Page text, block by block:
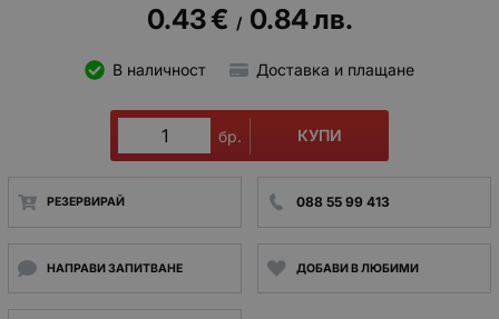
0.43€ / 0.84лв.
В наличност Доставка и плащане
бр. КУПИ
РЕЗЕРВИРАЙ 088 55 99 413
НАПРАВИ ЗАПИТВАНЕ ДОБАВИ В ЛЮБИМИ